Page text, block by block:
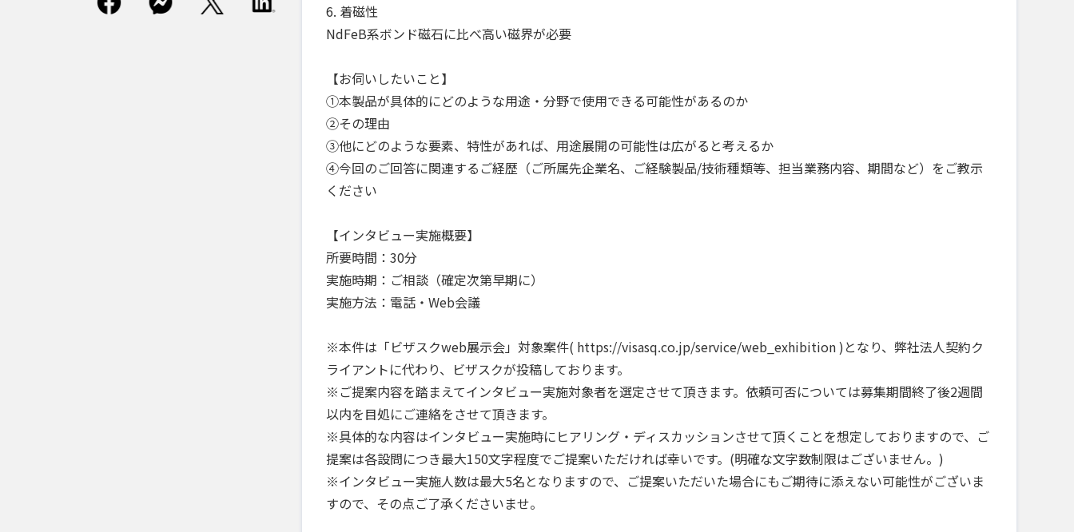
6. 着磁性
NdFeB系ボンド磁石に比べ高い磁界が必要
【お伺いしたいこと】
①本製品が具体的にどのような用途・分野で使用できる可能性があるのか
②その理由
③他にどのような要素、特性があれば、用途展開の可能性は広がると考えるか
④今回のご回答に関連するご経歴（ご所属先企業名、ご経験製品/技術種類等、担当業務内容、期間など）をご教示
ください
【インタビュー実施概要】
所要時間：30分
実施時期：ご相談（確定次第早期に）
実施方法：電話・Web会議
※本件は「ビザスクweb展示会」対象案件( https://visasq.co.jp/service/web_exhibition )となり、弊社法人契約ク
ライアントに代わり、ビザスクが投稿しております。
※ご提案内容を踏まえてインタビュー実施対象者を選定させて頂きます。依頼可否については募集期間終了後2週間
以内を目処にご連絡をさせて頂きます。
※具体的な内容はインタビュー実施時にヒアリング・ディスカッションさせて頂くことを想定しておりますので、ご
提案は各設問につき最大150文字程度でご提案いただければ幸いです。(明確な文字数制限はございません。)
※インタビュー実施人数は最大5名となりますので、ご提案いただいた場合にもご期待に添えない可能性がございま
すので、その点ご了承くださいませ。